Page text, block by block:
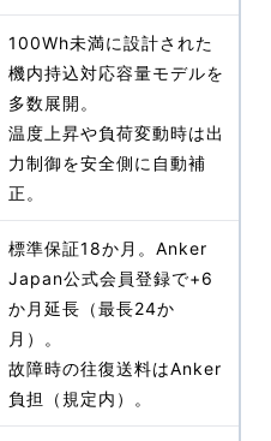
100Wh未満に設計された
機内持込対応容量モデルを
多数展開。
温度上昇や負荷変動時は出
力制御を安全側に自動補
正。
標準保証18か月。Anker
Japan公式会員登録で+6
か月延長（最長24か
月）。
故障時の往復送料はAnker
負担（規定内）。